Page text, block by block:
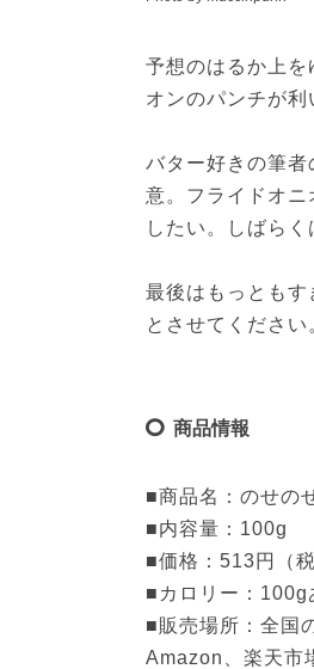
予想のはるか上を
オンのパンチが利
バター好きの筆
意。フライドオニ
したい。しばら
最後はもっとも
とさせてください
商品情報
■商品名：のせの
■内容量：100g
■価格：513円（税
■カロリー：100g
■販売場所：全国
Amazon、楽天市